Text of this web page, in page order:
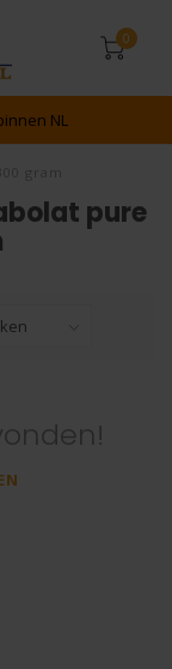
0
NL
pure